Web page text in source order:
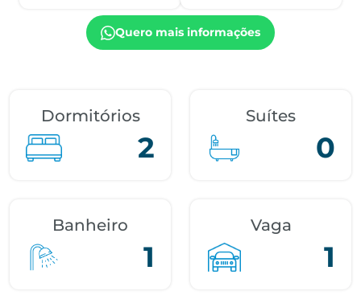
Quero mais informações
Dormitórios
2
Suítes
0
Banheiro
1
Vaga
1